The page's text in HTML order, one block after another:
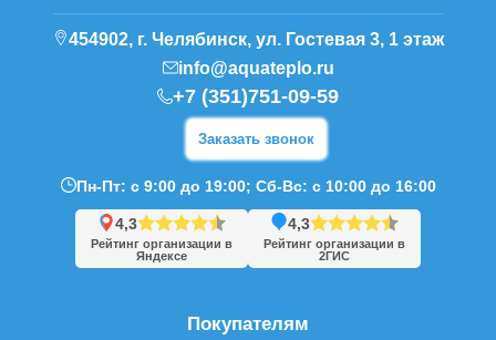
Покупателям
454902, г. Челябинск, ул. Гостевая 3, 1 этаж
info@aquateplo.ru
+7 (351)751-09-59
Заказать звонок
Пн-Пт: с 9:00 до 19:00; Сб-Вс: с 10:00 до 16:00
4,3
Рейтинг организации в
Яндексе
4,3
Рейтинг организации в
2ГИС